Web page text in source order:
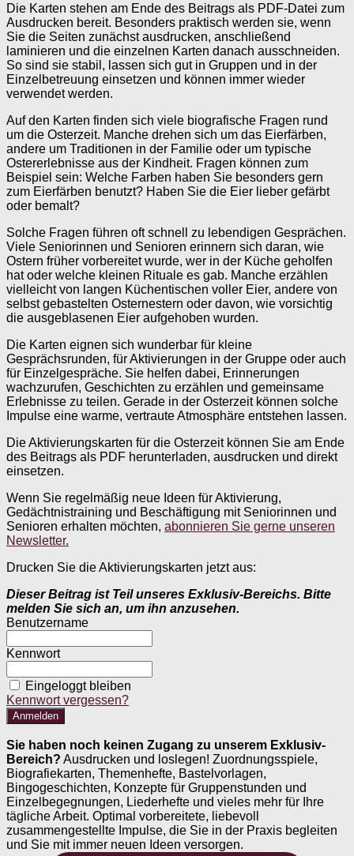
Die Karten stehen am Ende des Beitrags als PDF-Datei zum
Ausdrucken bereit. Besonders praktisch werden sie, wenn
Sie die Seiten zunächst ausdrucken, anschließend
laminieren und die einzelnen Karten danach ausschneiden.
So sind sie stabil, lassen sich gut in Gruppen und in der
Einzelbetreuung einsetzen und können immer wieder
verwendet werden.
Auf den Karten finden sich viele biografische Fragen rund
um die Osterzeit. Manche drehen sich um das Eierfärben,
andere um Traditionen in der Familie oder um typische
Ostererlebnisse aus der Kindheit. Fragen können zum
Beispiel sein: Welche Farben haben Sie besonders gern
zum Eierfärben benutzt? Haben Sie die Eier lieber gefärbt
oder bemalt?
Solche Fragen führen oft schnell zu lebendigen Gesprächen.
Viele Seniorinnen und Senioren erinnern sich daran, wie
Ostern früher vorbereitet wurde, wer in der Küche geholfen
hat oder welche kleinen Rituale es gab. Manche erzählen
vielleicht von langen Küchentischen voller Eier, andere von
selbst gebastelten Osternestern oder davon, wie vorsichtig
die ausgeblasenen Eier aufgehoben wurden.
Die Karten eignen sich wunderbar für kleine
Gesprächsrunden, für Aktivierungen in der Gruppe oder auch
für Einzelgespräche. Sie helfen dabei, Erinnerungen
wachzurufen, Geschichten zu erzählen und gemeinsame
Erlebnisse zu teilen. Gerade in der Osterzeit können solche
Impulse eine warme, vertraute Atmosphäre entstehen lassen.
Die Aktivierungskarten für die Osterzeit können Sie am Ende
des Beitrags als PDF herunterladen, ausdrucken und direkt
einsetzen.
Wenn Sie regelmäßig neue Ideen für Aktivierung,
Gedächtnistraining und Beschäftigung mit Seniorinnen und
Senioren erhalten möchten, abonnieren Sie gerne unseren
Newsletter.
Drucken Sie die Aktivierungskarten jetzt aus:
Dieser Beitrag ist Teil unseres Exklusiv-Bereichs. Bitte
melden Sie sich an, um ihn anzusehen.
Benutzername
Kennwort
Eingeloggt bleiben
Kennwort vergessen?
Sie haben noch keinen Zugang zu unserem Exklusiv-
Bereich? Ausdrucken und loslegen! Zuordnungsspiele,
Biografiekarten, Themenhefte, Bastelvorlagen,
Bingogeschichten, Konzepte für Gruppenstunden und
Einzelbegegnungen, Liederhefte und vieles mehr für Ihre
tägliche Arbeit. Optimal vorbereitete, liebevoll
zusammengestellte Impulse, die Sie in der Praxis begleiten
und Sie mit immer neuen Ideen versorgen.